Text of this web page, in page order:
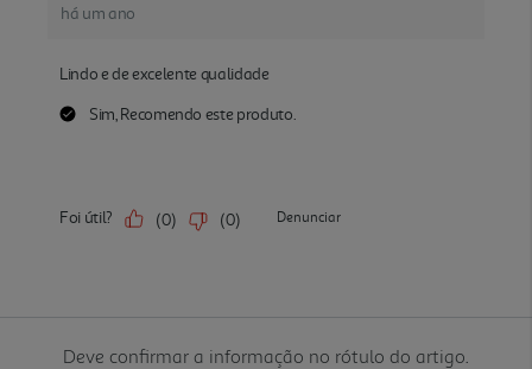
Deve confirmar a informação no rótulo do artigo.